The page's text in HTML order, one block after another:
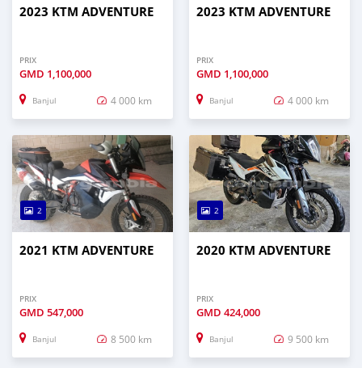
2023 KTM ADVENTURE
PRIX
GMD 1,100,000
Banjul 4 000 km
2023 KTM ADVENTURE
PRIX
GMD 1,100,000
Banjul 4 000 km
2
2021 KTM ADVENTURE
PRIX
GMD 547,000
Banjul 8 500 km
2
2020 KTM ADVENTURE
PRIX
GMD 424,000
Banjul 9 500 km